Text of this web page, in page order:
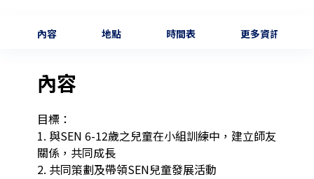
內容 地點 時間表 更多資訊
內容
目標：
1. 與SEN 6-12歲之兒童在小組訓練中，建立師友
關係，共同成長
2. 共同策劃及帶領SEN兒童發展活動